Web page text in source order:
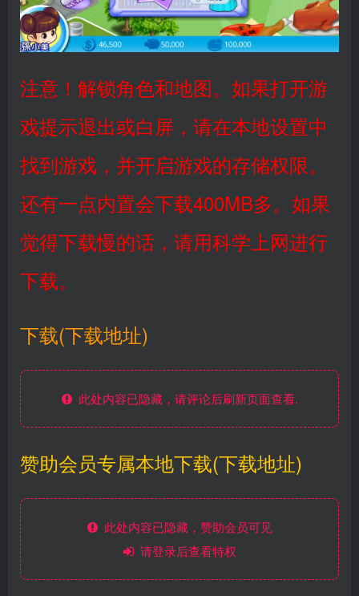
注意！解锁角色和地图。如果打开游
戏提示退出或白屏，请在本地设置中
找到游戏，并开启游戏的存储权限。
还有一点内置会下载400MB多。如果
觉得下载慢的话，请用科学上网进行
下载。
下载(下载地址)
此处内容已隐藏，请评论后刷新页面查看.
赞助会员专属本地下载(下载地址)
此处内容已隐藏，赞助会员可见
请登录后查看特权